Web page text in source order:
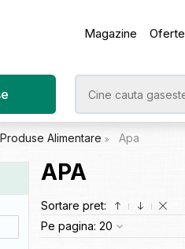
Magazine Oferte
Produse Alimentare Apa
APA
Sortare pret:
Pe pagina: 20